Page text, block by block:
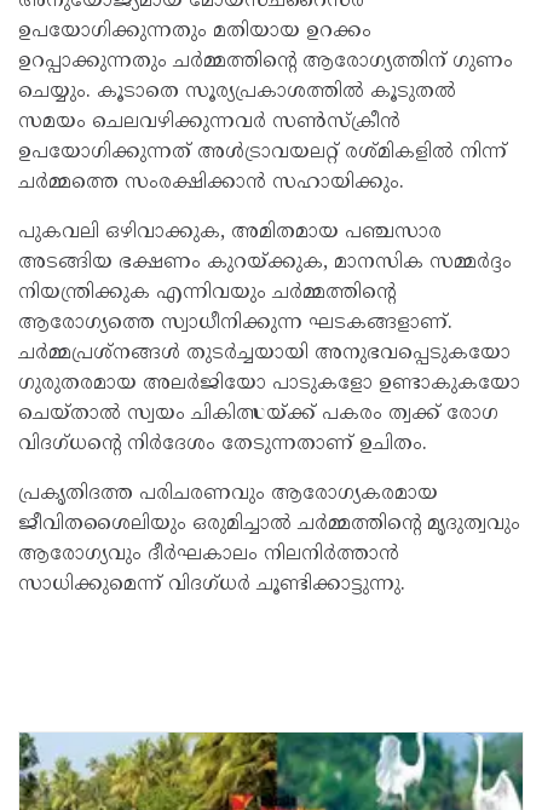
ഉപയോഗിക്കുന്നതും മതിയായ ഉറക്കം
ഉറപ്പാക്കുന്നതും ചർമ്മത്തിന്റെ ആരോഗ്യത്തിന് ഗുണം
ചെയ്യും. കൂടാതെ സൂര്യപ്രകാശത്തിൽ കൂടുതൽ
സമയം ചെലവഴിക്കുന്നവർ സൺസ്‌ക്രീൻ
ഉപയോഗിക്കുന്നത് അൾട്രാവയലറ്റ് രശ്മികളിൽ നിന്ന്
ചർമ്മത്തെ സംരക്ഷിക്കാൻ സഹായിക്കും.
പുകവലി ഒഴിവാക്കുക, അമിതമായ പഞ്ചസാര
അടങ്ങിയ ഭക്ഷണം കുറയ്ക്കുക, മാനസിക സമ്മർദ്ദം
നിയന്ത്രിക്കുക എന്നിവയും ചർമ്മത്തിന്റെ
ആരോഗ്യത്തെ സ്വാധീനിക്കുന്ന ഘടകങ്ങളാണ്.
ചർമ്മപ്രശ്നങ്ങൾ തുടർച്ചയായി അനുഭവപ്പെടുകയോ
ഗുരുതരമായ അലർജിയോ പാടുകളോ ഉണ്ടാകുകയോ
ചെയ്താൽ സ്വയം ചികിത്സയ്ക്ക് പകരം ത്വക്ക് രോഗ
വിദഗ്ധന്റെ നിർദേശം തേടുന്നതാണ് ഉചിതം.
പ്രകൃതിദത്ത പരിചരണവും ആരോഗ്യകരമായ
ജീവിതശൈലിയും ഒരുമിച്ചാൽ ചർമ്മത്തിന്റെ മൃദുത്വവും
ആരോഗ്യവും ദീർഘകാലം നിലനിർത്താൻ
സാധിക്കുമെന്ന് വിദഗ്ധർ ചൂണ്ടിക്കാട്ടുന്നു.